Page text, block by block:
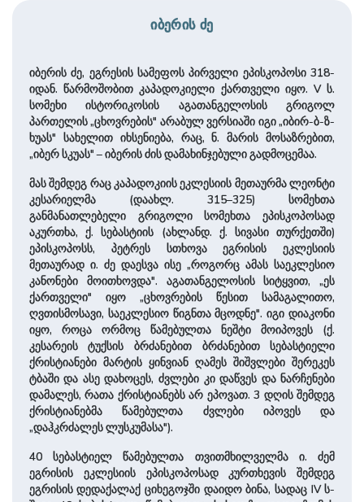
იბერის ძე
იბერის ძე, ეგრესის სამეფოს პირველი ეპისკოპოსი 318-
იდან. წარმოშობით კაპადოკიელი ქართველი იყო. V ს.
სომეხი ისტორიკოსის აგათანგელოსის გრიგოლ
პართელის „ცხოვრების" არაბულ ვერსიაში იგი „იბირ-ბ-ზ-
ხუას" სახელით იხსენიება, რაც, ნ. მარის მოსაზრებით,
„იბერ სკუას" – იბერის ძის დამახინჯებული გადმოცემაა.
მას შემდეგ რაც კაპადოკიის ეკლესიის მეთაურმა ლეონტი
კესარიელმა (დაახლ. 315–325) სომეხთა
განმანათლებელი გრიგოლი სომეხთა ეპისკოპოსად
აკურთხა, ქ. სებასტიის (ახლანდ. ქ. სივასი თურქეთში)
ეპისკოპოსს, პეტრეს სთხოვა ეგრისის ეკლესიის
მეთაურად ი. ძე დაესვა ისე „როგორც ამას საეკლესიო
კანონები მოითხოვდა". აგათანგელოსის სიტყვით, „ეს
ქართველი" იყო „ცხოვრების წესით სამაგალითო,
ღვთისმოსავი, საეკლესიო წიგნთა მცოდნე". იგი დიაკონი
იყო, როცა ორმოც წამებულთა ნეშტი მოიპოვეს (ქ.
კესარეის ტუქსის ბრძანებით ბრძანებით სებასტიელი
ქრისტიანები მარტის ყინვიან ღამეს შიშვლები შერეკეს
ტბაში და ასე დახოცეს, ძვლები კი დაწვეს და ნარჩენები
დამალეს, რათა ქრისტიანებს არ ეპოვათ. 3 დღის შემდეგ
ქრისტიანებმა წამებულთა ძვლები იპოვეს და
„დაჰკრძალეს ლუსკუმასა").
40 სებასტიელ წამებულთა თვითმხილველმა ი. ძემ
ეგრისის ეკლესიის ეპისკოპოსად კურთხევის შემდეგ
ეგრისის დედაქალაქ ციხეგოჯში დაიდო ბინა, სადაც IV ს-